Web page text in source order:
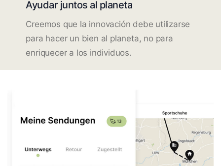
Ayudar juntos al planeta
Creemos que la innovación debe utilizarse
para hacer un bien al planeta, no para
enriquecer a los individuos.